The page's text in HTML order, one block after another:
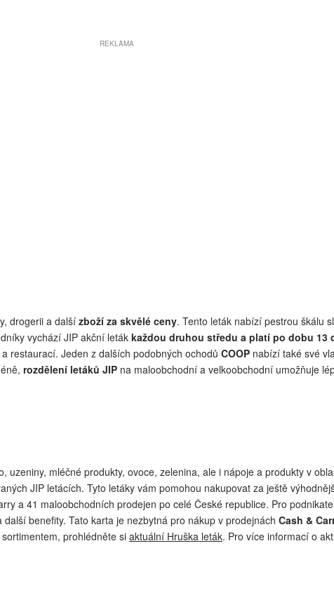
REKLAMA
drogerii a další zboží za skvělé ceny. Tento leták nabízí pestrou škálu
vychází JIP akční leták každou druhou středu a platí po dobu 13
restaurací. Jeden z dalších podobných ochodů COOP nabízí také své
rozdělení letáků JIP na maloobchodní a velkoobchodní umožňuje
mléčné produkty, ovoce, zelenina, ale i nápoje a produkty v
JIP letácích. Tyto letáky vám pomohou nakupovat za ještě
a 41 maloobchodních prodejen po celé České republice. Pro
benefity. Tato karta je nezbytná pro nákup v prodejnách Cash &
prohlédněte siaktuální Hruška leták. Pro více informací o